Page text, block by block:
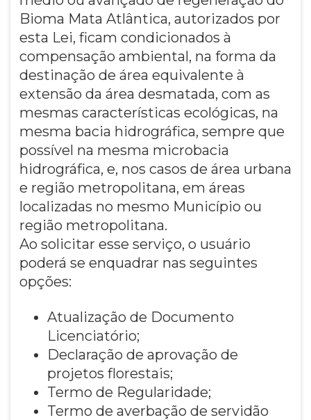
Bioma Mata Atlântica, autorizados por
esta Lei, ficam condicionados à
compensação ambiental, na forma da
destinação de área equivalente à
extensão da área desmatada, com as
mesmas características ecológicas, na
mesma bacia hidrográfica, sempre que
possível na mesma microbacia
hidrográfica, e, nos casos de área urbana
e região metropolitana, em áreas
localizadas no mesmo Município ou
região metropolitana.
Ao solicitar esse serviço, o usuário
poderá se enquadrar nas seguintes
opções:
Atualização de Documento
Licenciatório;
Declaração de aprovação de
projetos florestais;
Termo de Regularidade;
Termo de averbação de servidão